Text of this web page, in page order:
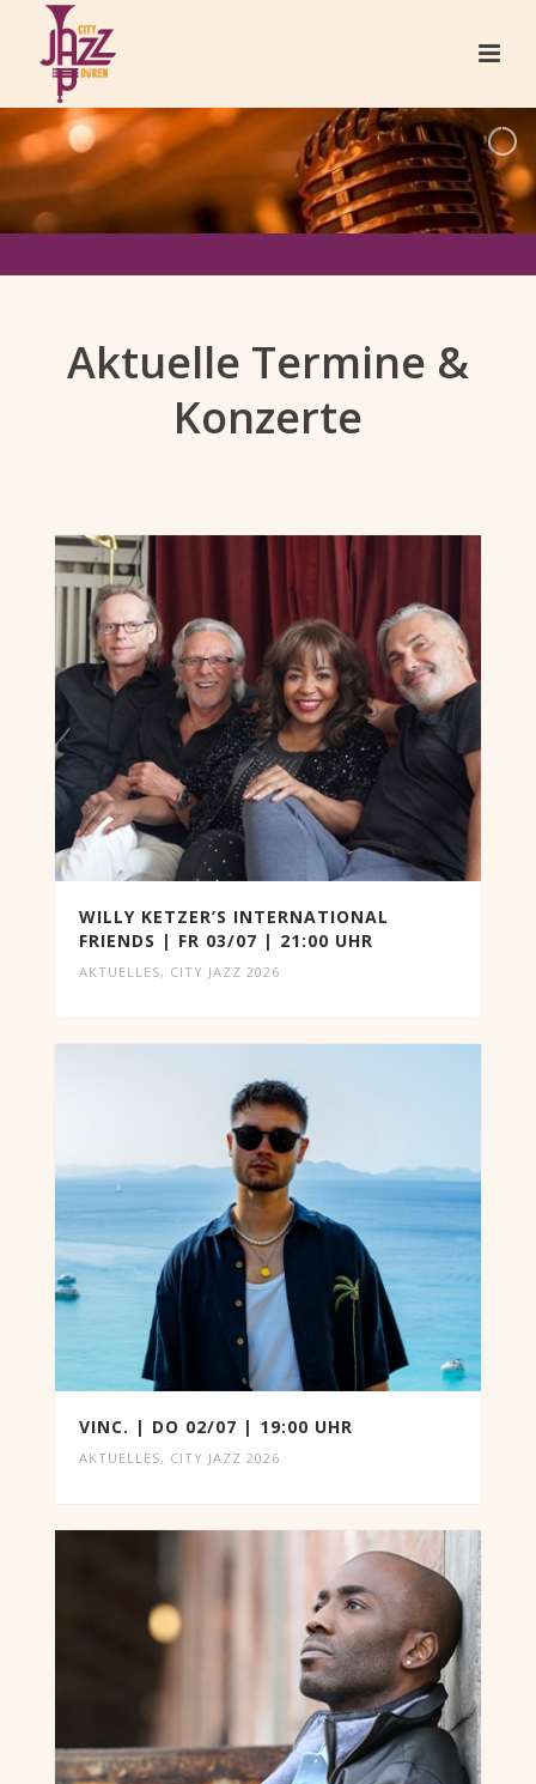
Aktuelle Termine &
Konzerte
WILLY KETZER’S INTERNATIONAL
FRIENDS | FR 03/07 | 21:00 UHR
AKTUELLES, CITY JAZZ 2026
VINC. | DO 02/07 | 19:00 UHR
AKTUELLES, CITY JAZZ 2026